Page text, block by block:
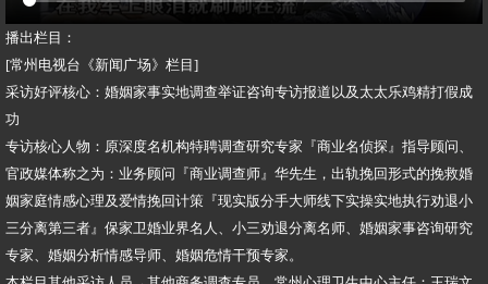
播出栏目：
[常州电视台《新闻广场》栏目]
采访好评核心：婚姻家事实地调查举证咨询专访报道以及太太乐鸡精打假成
功
专访核心人物：原深度名机构特聘调查研究专家『商业名侦探』指导顾问、
官政媒体称之为：业务顾问『商业调查师』华先生，出轨挽回形式的挽救婚
姻家庭情感心理及爱情挽回计策『现实版分手大师线下实操实地执行劝退小
三分离第三者』保家卫婚业界名人、小三劝退分离名师、婚姻家事咨询研究
专家、婚姻分析情感导师、婚姻危情干预专家。